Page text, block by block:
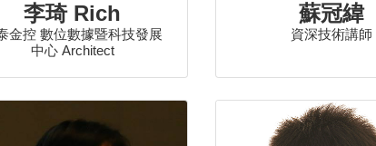
李琦 Rich
金控 數位數據暨科技發展
中心 Architect
蘇冠緯
資深技術講師